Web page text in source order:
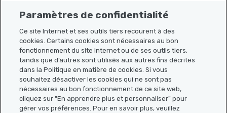
Plan du site
Liens utiles
Télécharger l’application Localcities
Paramètres de confidentialité
Ce site Internet et ses outils tiers recourent à des
cookies. Certains cookies sont nécessaires au bon
fonctionnement du site Internet ou de ses outils tiers,
tandis que d’autres sont utilisés aux autres fins décrites
dans la Politique en matière de cookies. Si vous
souhaitez désactiver les cookies qui ne sont pas
nécessaires au bon fonctionnement de ce site web,
cliquez sur "En apprendre plus et personnaliser" pour
gérer vos préférences. Pour en savoir plus, veuillez